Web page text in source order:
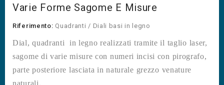
Varie Forme Sagome E Misure
Riferimento: Quadranti / Diali basi in legno
Dial, quadranti in legno realizzati tramite il taglio laser,
sagome di varie misure con numeri incisi con pirografo,
parte posteriore lasciata in naturale grezzo venature
naturali.